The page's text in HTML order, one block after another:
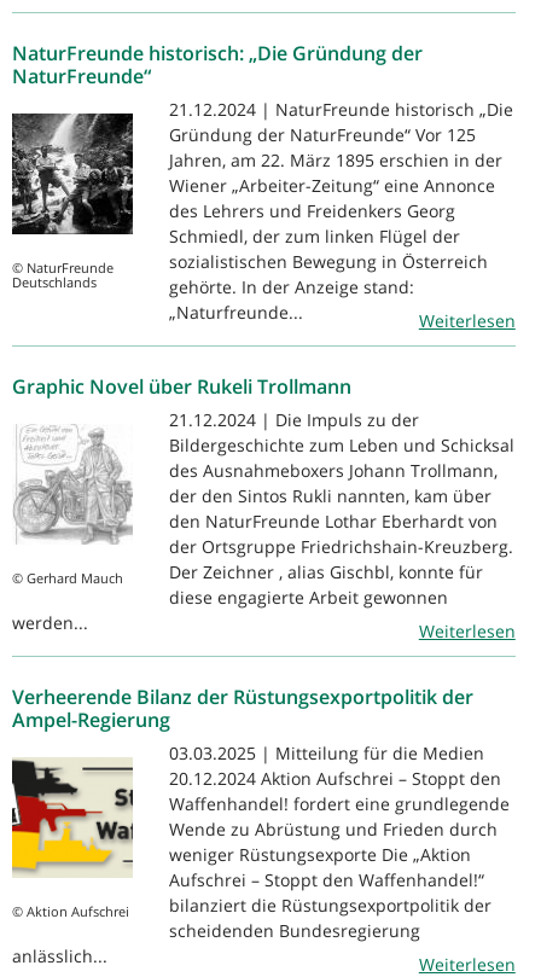
NaturFreunde historisch: „Die Gründung der
NaturFreunde“
© NaturFreunde
Deutschlands
21.12.2024 | NaturFreunde historisch „Die
Gründung der NaturFreunde“ Vor 125
Jahren, am 22. März 1895 erschien in der
Wiener „Arbeiter-Zeitung“ eine Annonce
des Lehrers und Freidenkers Georg
Schmiedl, der zum linken Flügel der
sozialistischen Bewegung in Österreich
gehörte. In der Anzeige stand:
„Naturfreunde...
Weiterlesen
Graphic Novel über Rukeli Trollmann
© Gerhard Mauch
21.12.2024 | Die Impuls zu der
Bildergeschichte zum Leben und Schicksal
des Ausnahmeboxers Johann Trollmann,
der den Sintos Rukli nannten, kam über
den NaturFreunde Lothar Eberhardt von
der Ortsgruppe Friedrichshain-Kreuzberg.
Der Zeichner , alias Gischbl, konnte für
diese engagierte Arbeit gewonnen
werden...
Weiterlesen
Verheerende Bilanz der Rüstungsexportpolitik der
Ampel-Regierung
© Aktion Aufschrei
03.03.2025 | Mitteilung für die Medien
20.12.2024 Aktion Aufschrei – Stoppt den
Waffenhandel! fordert eine grundlegende
Wende zu Abrüstung und Frieden durch
weniger Rüstungsexporte Die „Aktion
Aufschrei – Stoppt den Waffenhandel!“
bilanziert die Rüstungsexportpolitik der
scheidenden Bundesregierung
anlässlich...
Weiterlesen